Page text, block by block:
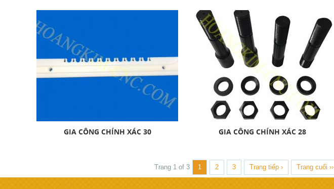
GIA CÔNG CHÍNH XÁC 30 GIA CÔNG CHÍNH XÁC 28
Trang 1 of 3 1 2 3 Trang tiếp › Trang cuối ››